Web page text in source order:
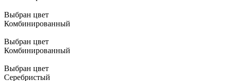
Выбран цвет
Комбинированный
Выбран цвет
Комбинированный
Выбран цвет
Серебристый